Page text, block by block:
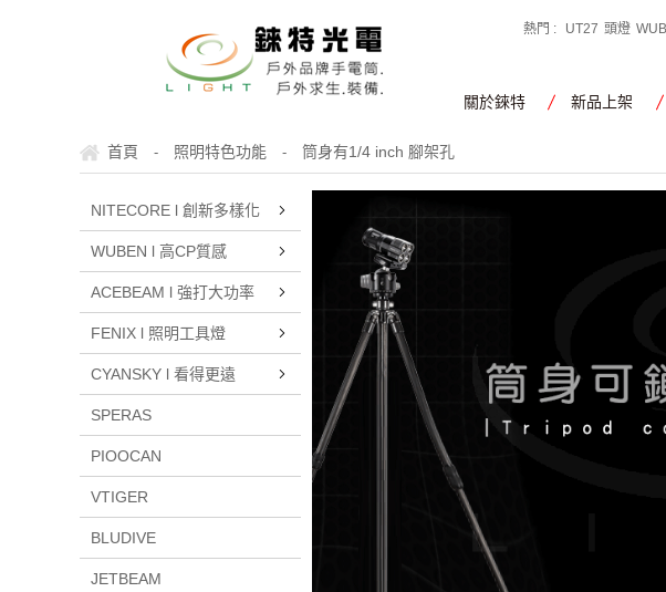
熱門 : UT27 頭燈
關於錸特 新品上架
首頁 - 照明特色功能 - 筒身有1/4 inch 腳架孔
NITECORE l 創新多樣化
WUBEN l 高CP質感
ACEBEAM l 強打大功率
FENIX l 照明工具燈
CYANSKY l 看得更遠
SPERAS
PIOOCAN
VTIGER
BLUDIVE
JETBEAM